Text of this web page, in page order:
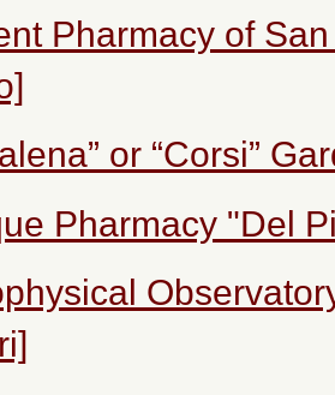
Pharmacy of
or “Corsi”
Pharmacy "Del